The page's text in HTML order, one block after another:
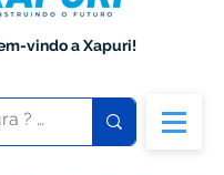
vindo a Xapuri!